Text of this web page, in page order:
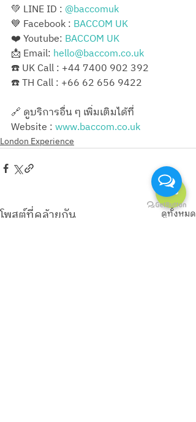
💚 LINE ID :
@‌baccomuk
💙 Facebook : BACCOM UK
❤️ Youtube: BACCOM UK
📩 Email: hello@baccom.co.uk
☎️ UK Call : +44 7400 902 392
☎️ TH Call : +66 62 656 9422
🔗 ดูบริการอื่น ๆ เพิ่มเติมได้ที่
Website : www.baccom.co.uk
London Experience
โพสต์ที่คล้ายกัน ดูทั้งหมด